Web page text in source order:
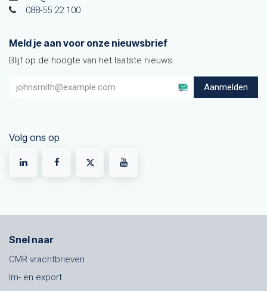
088-55 22 100
Meld je aan voor onze nieuwsbrief
Blijf op de hoogte van het laatste nieuws.
Aanmelden
Volg ons op
Snel naar
CMR vrachtbrieven
Im- en export